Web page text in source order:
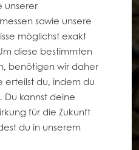
unserer
sowie unsere
möglichst exakt
diese bestimmten
benötigen wir daher
erteilst du, indem du
Du kannst deine
für die Zukunft
du in unserem